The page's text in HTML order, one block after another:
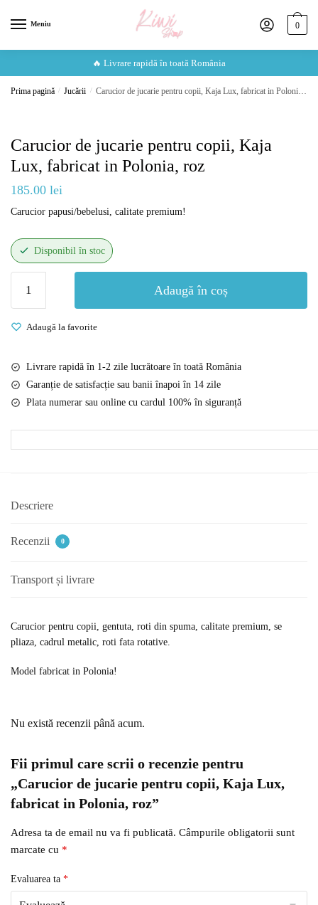
Meniu 0
🔥 Livrare rapidă în toată România
Prima pagină / Jucării / Carucior de jucarie pentru copii, Kaja Lux, fabricat in Polonia, roz
Carucior de jucarie pentru copii, Kaja
Lux, fabricat in Polonia, roz
185.00 lei
Carucior papusi/bebelusi, calitate premium!
Disponibil în stoc
Carucior
jucarie
copii,
Kaja
Lux,
in
Polonia,
Adaugă în coș
Adaugă la favorite
Livrare rapidă în 1-2 zile lucrătoare în toată România
Garanție de satisfacție sau banii înapoi în 14 zile
Plata numerar sau online cu cardul 100% în siguranță
Descriere
Recenzii 0
Transport și livrare
Carucior pentru copii, gentuta, roti din spuma, calitate premium, se
pliaza, cadrul metalic, roti fata rotative.
Model fabricat in Polonia!
Nu există recenzii până acum.
Fii primul care scrii o recenzie pentru
„Carucior de jucarie pentru copii, Kaja Lux,
fabricat in Polonia, roz”
Adresa ta de email nu va fi publicată. Câmpurile obligatorii sunt
marcate cu *
Evaluarea ta *